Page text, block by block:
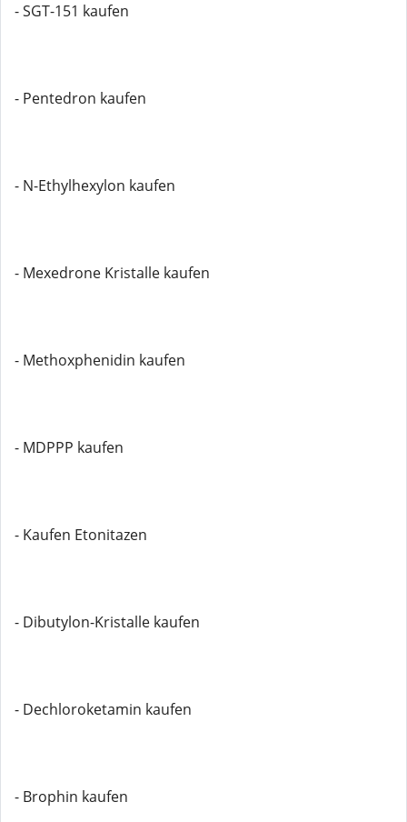
- SGT-151 kaufen
- Pentedron kaufen
- N-Ethylhexylon kaufen
- Mexedrone Kristalle kaufen
- Methoxphenidin kaufen
- MDPPP kaufen
- Kaufen Etonitazen
- Dibutylon-Kristalle kaufen
- Dechloroketamin kaufen
- Brophin kaufen